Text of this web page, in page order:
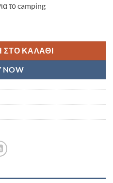
το camping
ΚΑΛΆΘΙ
NOW